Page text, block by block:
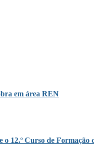
em área REN
12.º Curso de